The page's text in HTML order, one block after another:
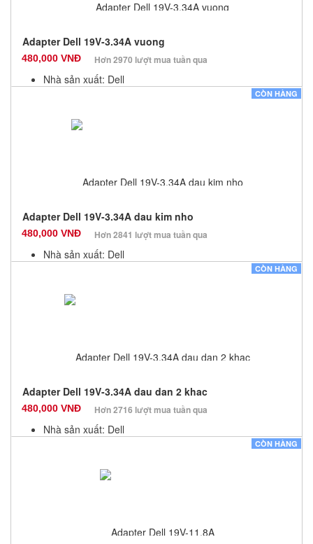
Adapter Dell 19V-3.34A vuong
480,000 VNĐ Hơn 2970 lượt mua tuần qua
Nhà sản xuất: Dell
Số lượng: 10
CÒN HÀNG
Adapter Dell 19V-3.34A dau kim nho
480,000 VNĐ Hơn 2841 lượt mua tuần qua
Nhà sản xuất: Dell
Số lượng: 10
CÒN HÀNG
Adapter Dell 19V-3.34A dau dan 2 khac
480,000 VNĐ Hơn 2716 lượt mua tuần qua
Nhà sản xuất: Dell
CÒN HÀNG